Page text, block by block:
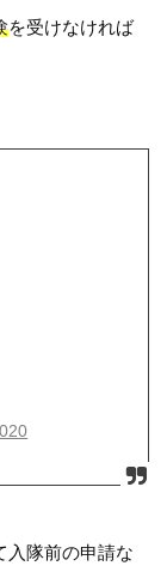
を受けなければ
入隊前の申請な